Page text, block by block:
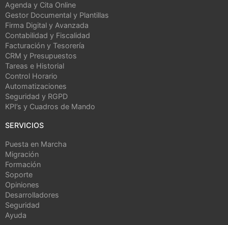
Agenda y Cita Online
Gestor Documental y Plantillas
Firma Digital y Avanzada
Contabilidad y Fiscalidad
Facturación y Tesorería
CRM y Presupuestos
Tareas e Historial
Control Horario
Automatizaciones
Seguridad y RGPD
KPI’s y Cuadros de Mando
SERVICIOS
Puesta en Marcha
Migración
Formación
Soporte
Opiniones
Desarrolladores
Seguridad
Ayuda